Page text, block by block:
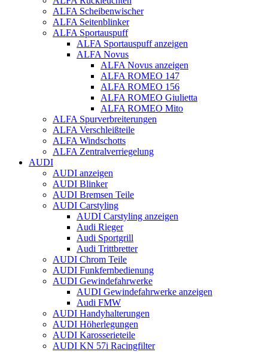
ALFA Scheibenwischer
ALFA Seitenblinker
ALFA Sportauspuff
ALFA Sportauspuff anzeigen
ALFA Novus
ALFA Novus anzeigen
ALFA ROMEO 147
ALFA ROMEO 156
ALFA ROMEO Giulietta
ALFA ROMEO Mito
ALFA Spurverbreiterungen
ALFA Verschleißteile
ALFA Windschotts
ALFA Zentralverriegelung
AUDI
AUDI anzeigen
AUDI Blinker
AUDI Bremsen Teile
AUDI Carstyling
AUDI Carstyling anzeigen
Audi Rieger
Audi Sportgrill
Audi Trittbretter
AUDI Chrom Teile
AUDI Funkfernbedienung
AUDI Gewindefahrwerke
AUDI Gewindefahrwerke anzeigen
Audi FMW
AUDI Handyhalterungen
AUDI Höherlegungen
AUDI Karosserieteile
AUDI KN 57i Racingfilter